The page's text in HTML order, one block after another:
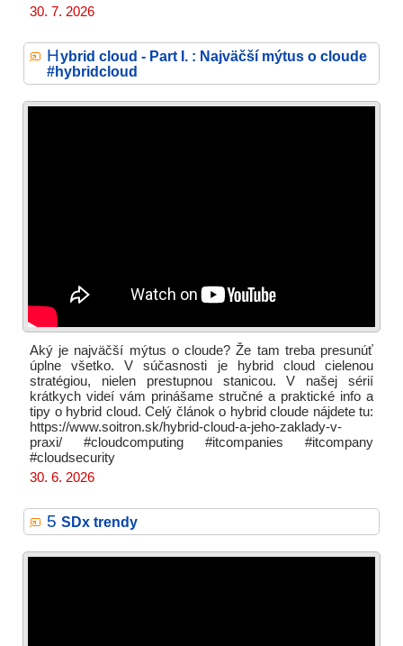
30. 7. 2026
Hybrid cloud - Part I. : Najväčší mýtus o cloude
#hybridcloud
Aký je najväčší mýtus o cloude? Že tam treba presunúť
úplne všetko. V súčasnosti je hybrid cloud cielenou
stratégiou, nielen prestupnou stanicou. V našej sérií
krátkych videí vám prinášame stručné a praktické info a
tipy o hybrid cloud. Celý článok o hybrid cloude nájdete tu:
https://www.soitron.sk/hybrid-cloud-a-jeho-zaklady-v-
praxi/ #cloudcomputing #itcompanies #itcompany
#cloudsecurity
30. 6. 2026
5 SDx trendy